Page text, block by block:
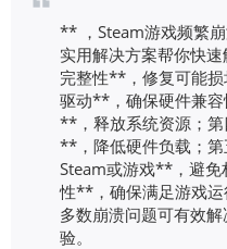
** ，Steam游戏频繁
实用解决方案帮你快
完整性**，修复可能
驱动**，确保硬件兼
**，释放系统资源；
**，降低硬件负载；
Steam或游戏**，避
性**，确保满足游戏
多数崩溃问题可有效
验。